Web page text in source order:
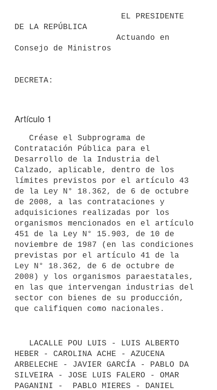
DE LA REPÚBLICA
Consejo de Ministros
Artículo 1
Contratación Pública para el
Desarrollo de la Industria del
Calzado, aplicable, dentro de los
límites previstos por el artículo 43
de la Ley N° 18.362, de 6 de octubre
de 2008, a las contrataciones y
adquisiciones realizadas por los
organismos mencionados en el artículo
451 de la Ley N° 15.903, de 10 de
noviembre de 1987 (en las condiciones
previstas por el artículo 41 de la
Ley N° 18.362, de 6 de octubre de
2008) y los organismos paraestatales,
en las que intervengan industrias del
sector con bienes de su producción,
HEBER - CAROLINA ACHE - AZUCENA
ARBELECHE - JAVIER GARCÍA - PABLO DA
SILVEIRA - JOSE LUIS FALERO - OMAR
PAGANINI -  PABLO MIERES - DANIEL